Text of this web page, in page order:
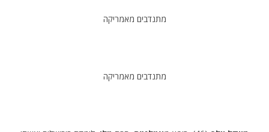
מתנדבים מאמריקה
מתנדבים מאמריקה